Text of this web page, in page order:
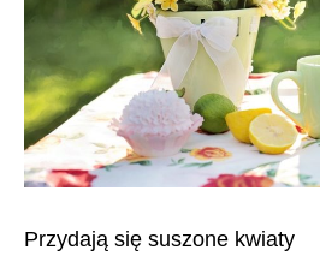
Przydają się suszone kwiaty